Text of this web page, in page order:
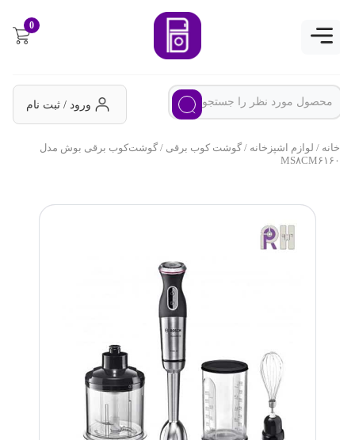
ورود / ثبت نام
خانه/لوازم اشپزخانه/گوشت کوب برقی / گوشت‌کوب برقی بوش مدل
MS۸CM۶۱۶۰